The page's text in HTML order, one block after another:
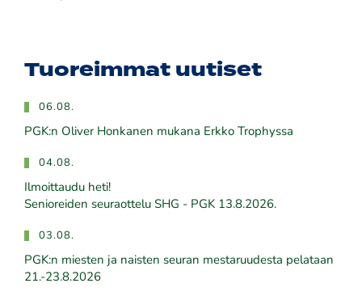
Tuoreimmat uutiset
06.08.
PGK:n Oliver Honkanen mukana Erkko Trophyssa
04.08.
Ilmoittaudu heti!
​​​​​​​Senioreiden seuraottelu SHG - PGK 13.8.2026.
03.08.
PGK:n miesten ja naisten seuran mestaruudesta pelataan
21.-23.8.2026